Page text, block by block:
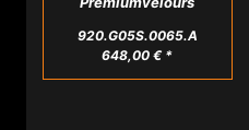
920.G05S.0065.A
648,00 € *